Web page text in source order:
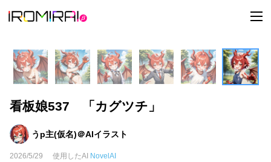
t
o
l
e
n
a
v
看板娘537 「カグツチ」
うp主(仮名)＠AIイラスト
2026/5/29 使用したAI NovelAI